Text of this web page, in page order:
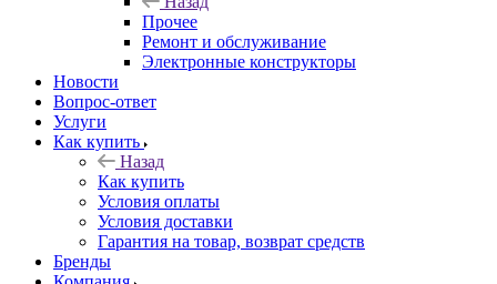
Прочее
Ремонт и обслуживание
Электронные конструкторы
Новости
Вопрос-ответ
Услуги
Как купить
Назад
Как купить
Условия оплаты
Условия доставки
Гарантия на товар, возврат средств
Бренды